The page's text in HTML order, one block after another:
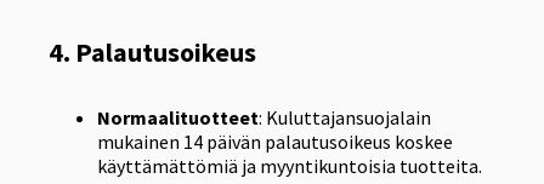
4. Palautusoikeus
Normaalituotteet: Kuluttajansuojalain
mukainen 14 päivän palautusoikeus koskee
käyttämättömiä ja myyntikuntoisia tuotteita.